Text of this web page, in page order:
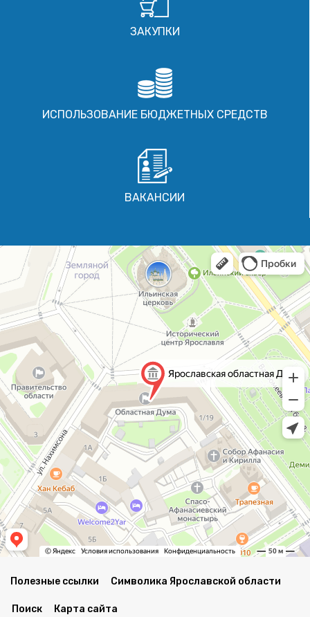
ЗАКУПКИ
ИСПОЛЬЗОВАНИЕ БЮДЖЕТНЫХ СРЕДСТВ
ВАКАНСИИ
Полезные ссылки Символика Ярославской области
Поиск Карта сайта